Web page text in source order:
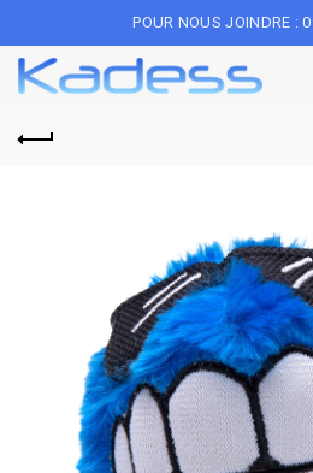
POUR NOUS JOINDRE :